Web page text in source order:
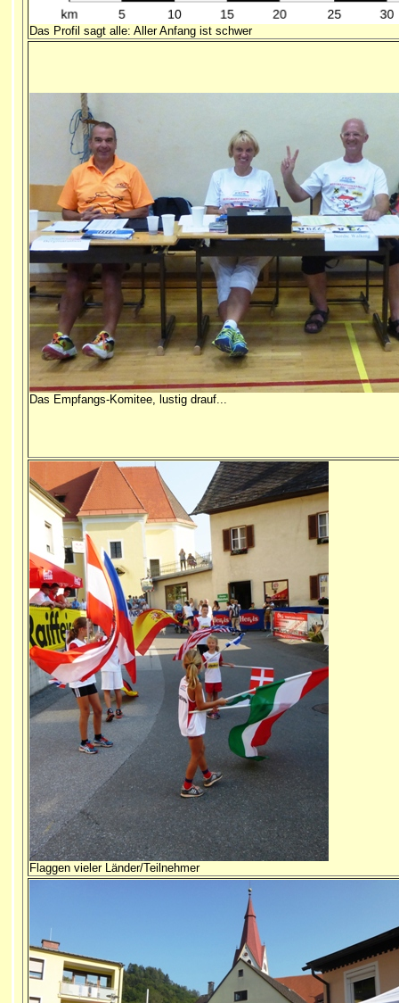
Das Profil sagt alle: Aller Anfang ist schwer
Das Empfangs-Komitee, lustig drauf...
Flaggen vieler Länder/Teilnehmer